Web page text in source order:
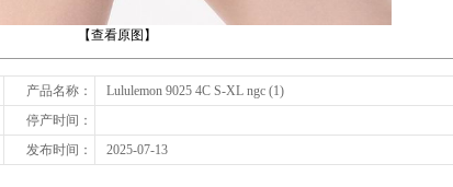
【查看原图】
产品名称：
Lululemon 9025 4C S-XL ngc (1)
停产时间：
发布时间：
2025-07-13